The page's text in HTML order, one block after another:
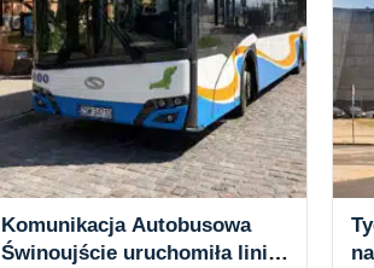
Komunikacja Autobusowa
Świnoujście uruchomiła linię